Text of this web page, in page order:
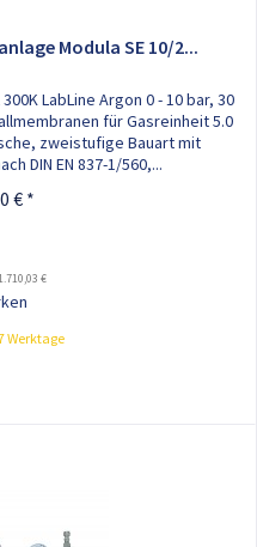
Modula SE 10/2...
LabLine Argon 0 - 10 bar, 30
für Gasreinheit 5.0
zweistufige Bauart mit
DIN EN 837-1/560,...
€ *
€
Werktage